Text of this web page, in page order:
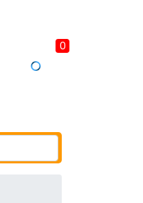
0